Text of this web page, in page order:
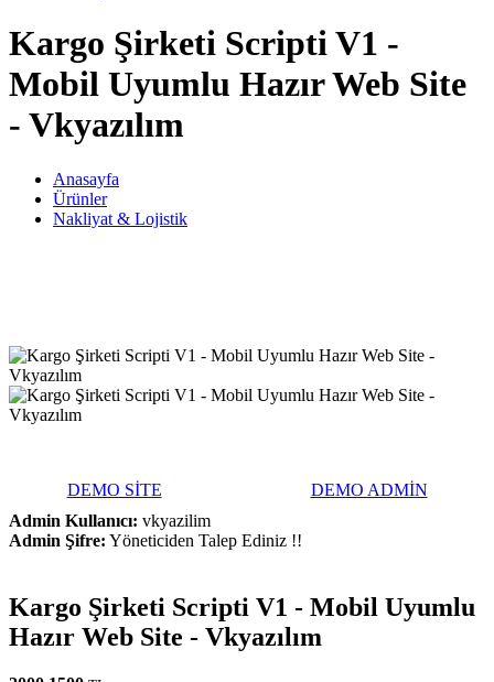
Kargo Şirketi Scripti V1 -
Mobil Uyumlu Hazır Web Site
- Vkyazılım
Anasayfa
Ürünler
Nakliyat & Lojistik
DEMO SİTE
DEMO ADMİN
Admin Kullanıcı: vkyazilim
Admin Şifre: Yöneticiden Talep Ediniz !!
Kargo Şirketi Scripti V1 - Mobil Uyumlu
Hazır Web Site - Vkyazılım